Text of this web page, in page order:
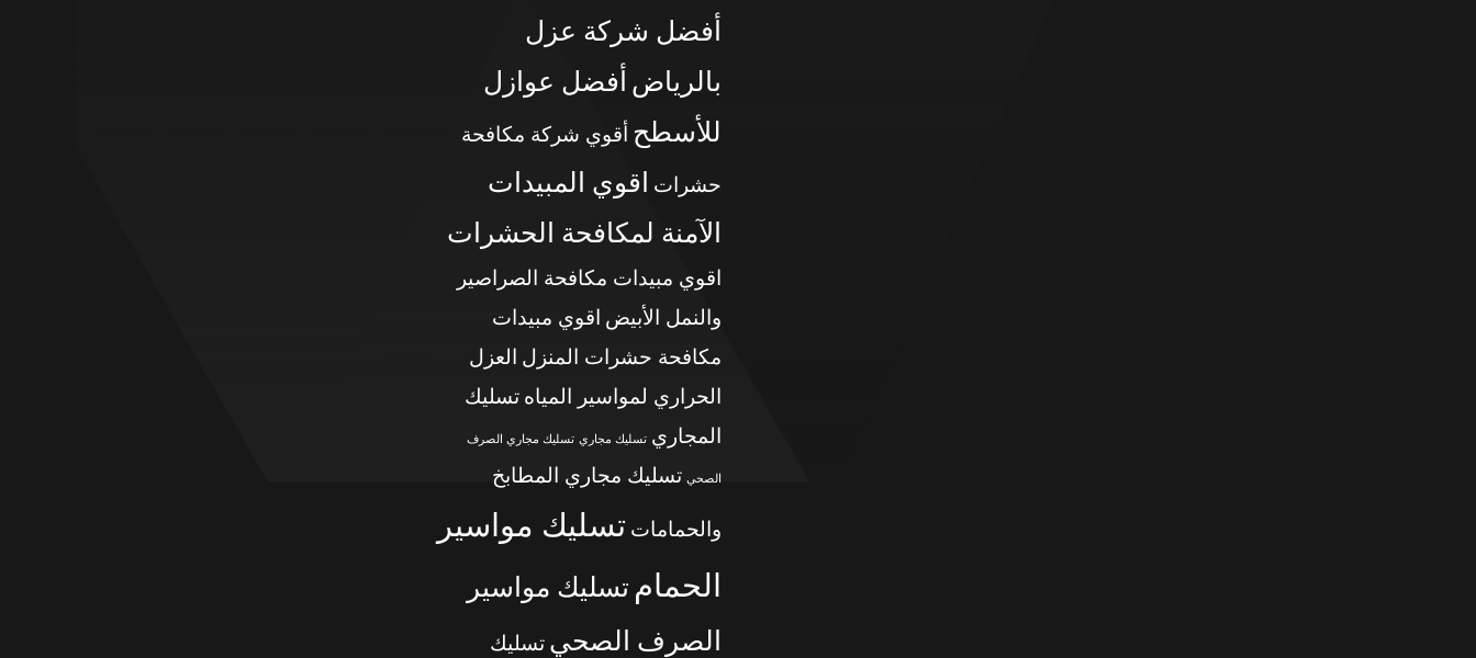
أفضل شركة عزل
بالرياض أفضل عوازل
للأسطح أقوي شركة مكافحة
حشرات
اقوي المبيدات
الآمنة لمكافحة الحشرات
اقوي مبيدات مكافحة الصراصير
والنمل الأبيض اقوي مبيدات
مكافحة حشرات المنزل العزل
الحراري لمواسير المياه تسليك
المجاري تسليك مجاري تسليك مجاري الصرف
الصحي تسليك مجاري المطابخ
والحمامات تسليك مواسير
الحمام تسليك مواسير
الصرف الصحي تسليك